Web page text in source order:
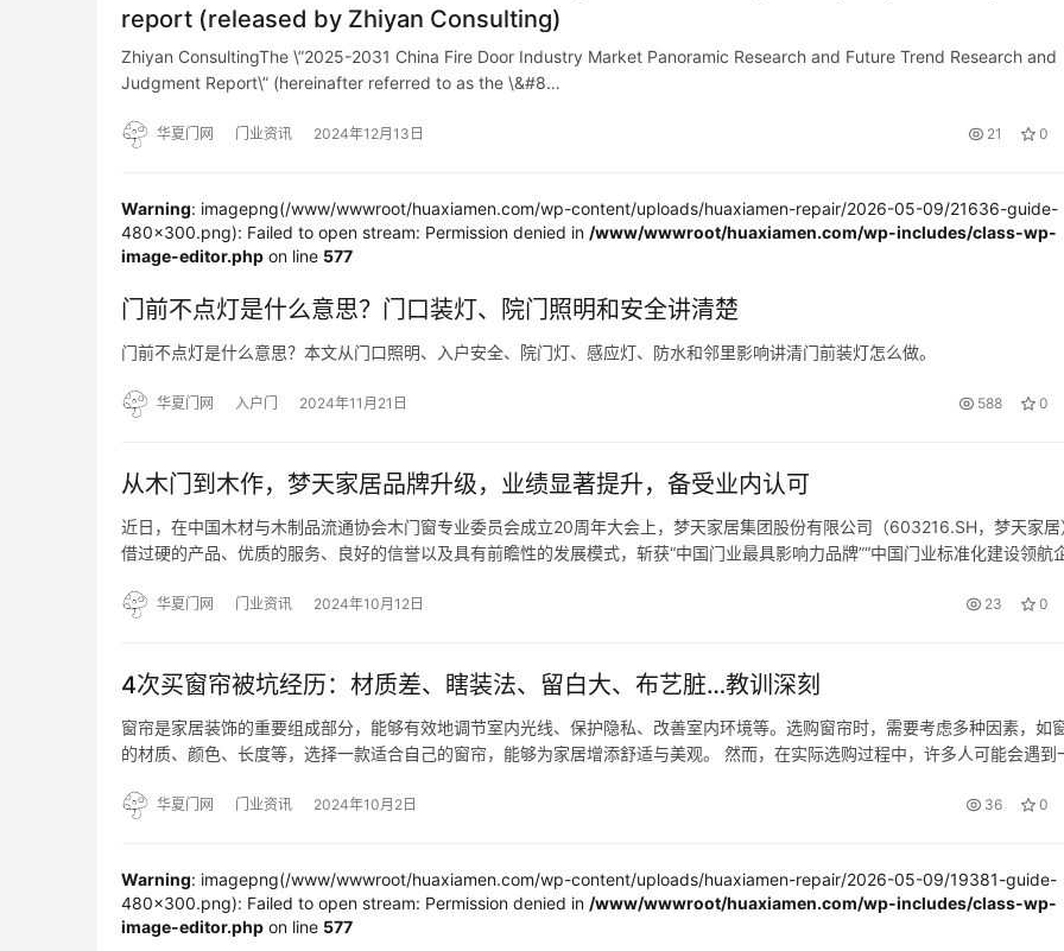
report (released by Zhiyan Consulting)
Zhiyan ConsultingThe \”2025-2031 China Fire Door Industry Market Panoramic Research and Future Trend Research and
Judgment Report\” (hereinafter referred to as the \&#8…
华夏门网 门业资讯 2024年12月13日 21 0
Warning: imagepng(/www/wwwroot/huaxiamen.com/wp-content/uploads/huaxiamen-repair/2026-05-09/21636-guide-
480x300.png): Failed to open stream: Permission denied in /www/wwwroot/huaxiamen.com/wp-includes/class-wp-
image-editor.php on line 577
门前不点灯是什么意思？门口装灯、院门照明和安全讲清楚
门前不点灯是什么意思？本文从门口照明、入户安全、院门灯、感应灯、防水和邻里影响讲清门前装灯怎么做。
华夏门网 入户门 2024年11月21日 588 0
从木门到木作，梦天家居品牌升级，业绩显著提升，备受业内认可
近日，在中国木材与木制品流通协会木门窗专业委员会成立20周年大会上，梦天家居集团股份有限公司（603216.SH，梦天家居
借过硬的产品、优质的服务、良好的信誉以及具有前瞻性的发展模式，斩获“中国门业最具影响力品牌”“中国门业标准化建设领航
华夏门网 门业资讯 2024年10月12日 23 0
4次买窗帘被坑经历：材质差、瞎装法、留白大、布艺脏…教训深刻
窗帘是家居装饰的重要组成部分，能够有效地调节室内光线、保护隐私、改善室内环境等。选购窗帘时，需要考虑多种因素，如
的材质、颜色、长度等，选择一款适合自己的窗帘，能够为家居增添舒适与美观。 然而，在实际选购过程中，许多人可能会遇到
高… 华夏门网 门业资讯 2024年10月2日 36 0
Warning: imagepng(/www/wwwroot/huaxiamen.com/wp-content/uploads/huaxiamen-repair/2026-05-09/19381-guide-
480x300.png): Failed to open stream: Permission denied in /www/wwwroot/huaxiamen.com/wp-includes/class-wp-
image-editor.php on line 577